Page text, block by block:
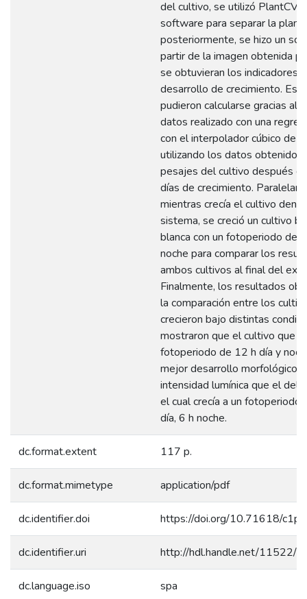
del cultivo, se utilizó PlantCV
software para separar la
posteriormente, se hizo un
partir de la imagen obtenida
se obtuvieran los indicadores
desarrollo de crecimiento.
pudieron calcularse gracias al
datos realizado con una
con el interpolador cúbico de
utilizando los datos obtenidos
pesajes del cultivo después
días de crecimiento.
mientras crecía el cultivo
sistema, se creció un cultivo
blanca con un fotoperiodo de
noche para comparar los
ambos cultivos al final del
Finalmente, los resultados
la comparación entre los
crecieron bajo distintas
mostraron que el cultivo que
fotoperiodo de 12 h día y
mejor desarrollo morfológico
intensidad lumínica que el del
el cual crecía a un fotoperiodo
día, 6 h noche.
dc.format.extent 117 p.
dc.format.mimetype application/pdf
dc.identifier.doi https://doi.org/10.71618/
dc.identifier.uri http://hdl.handle.net/11522/
dc.language.iso spa